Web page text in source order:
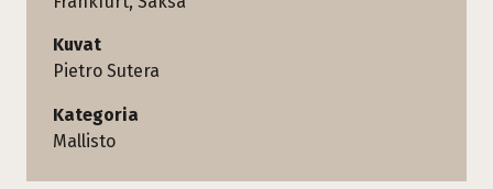
Kuvat
Pietro Sutera
Kategoria
Mallisto